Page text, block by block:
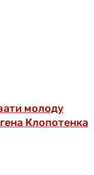
молоду
Клопотенка